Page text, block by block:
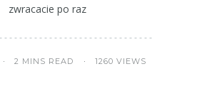
zwracacie po raz
2 MINS READ 1260 VIEWS